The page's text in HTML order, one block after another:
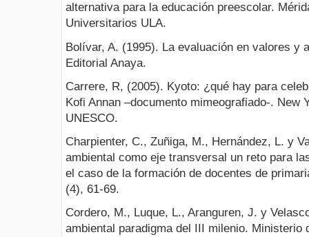
alternativa para la educación preescolar.
Universitarios ULA.
Bolívar, A. (1995). La evaluación en valores y
Editorial Anaya.
Carrere, R, (2005). Kyoto: ¿qué hay para
Kofi Annan –documento mimeografiado-. New
UNESCO.
Charpienter, C., Zuñiga, M., Hernández, L. y
ambiental como eje transversal un reto para
el caso de la formación de docentes de
(4), 61-69.
Cordero, M., Luque, L., Aranguren, J. y
ambiental paradigma del III milenio. Ministerio